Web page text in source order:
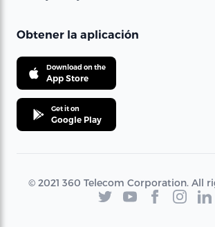
Obtener la aplicación
Download on the
App Store
Get it on
Google Play
© 2021 360 Telecom Corporation. All